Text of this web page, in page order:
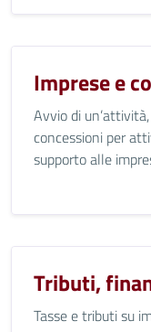
Imprese e
Avvio di
concessioni per
supporto alle
Tributi,
Tasse e tributi su